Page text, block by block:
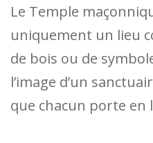
Le Temple
uniquement un lieu
de bois ou de
l’image d’un
que chacun porte en